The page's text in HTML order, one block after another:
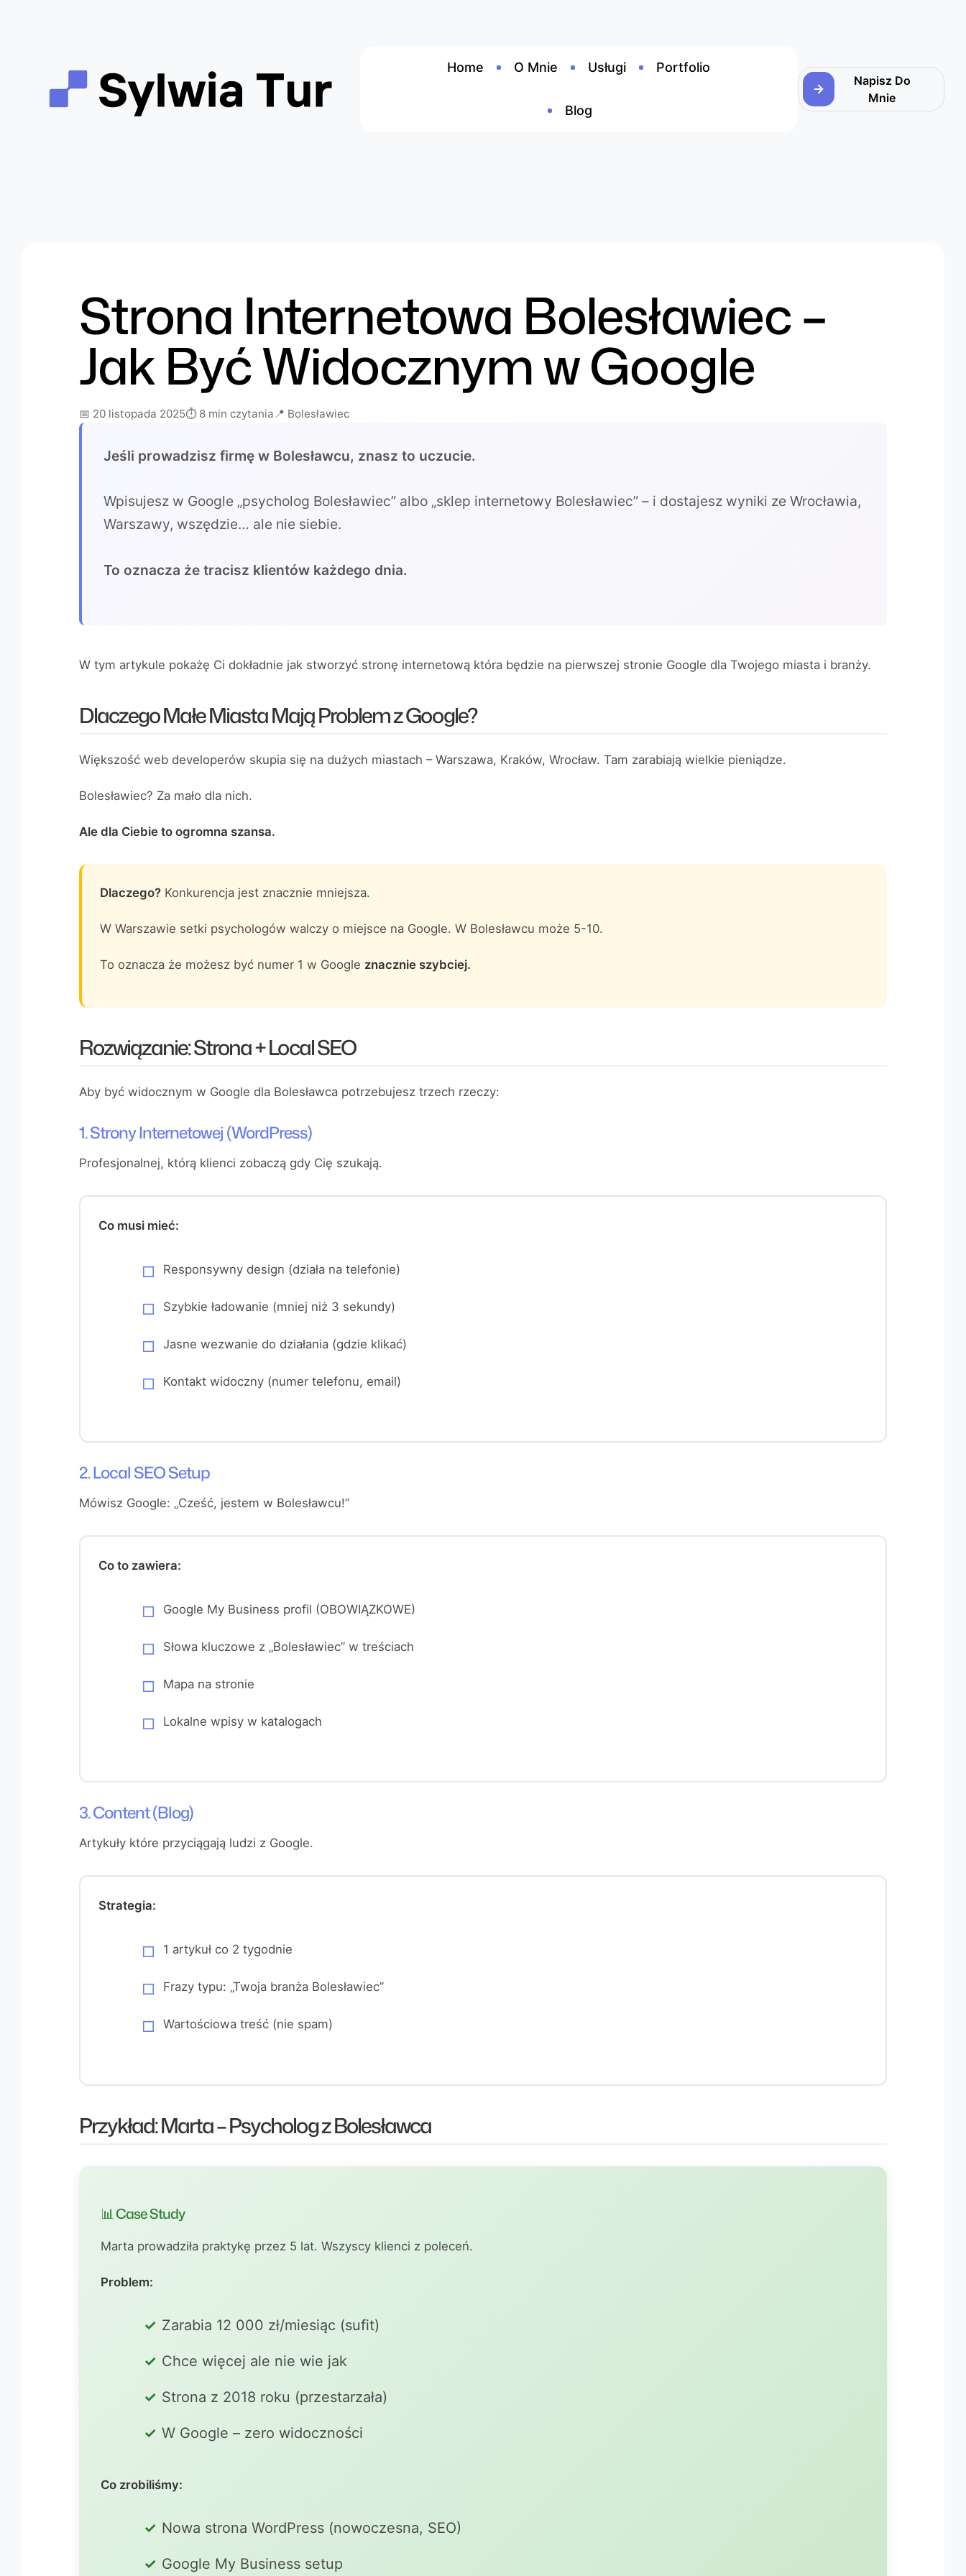
Home O Mnie Usługi Portfolio
Blog
Napisz Do
Mnie
Strona Internetowa Bolesławiec –
Jak Być Widocznym w Google
📅 20 listopada 2025⏱️ 8 min czytania 📍 Bolesławiec
Jeśli prowadzisz firmę w Bolesławcu, znasz to uczucie.
Wpisujesz w Google „psycholog Bolesławiec” albo „sklep internetowy Bolesławiec” – i dostajesz wyniki ze Wrocławia,
Warszawy, wszędzie… ale nie siebie.
To oznacza że tracisz klientów każdego dnia.
W tym artykule pokażę Ci dokładnie jak stworzyć stronę internetową która będzie na pierwszej stronie Google dla Twojego miasta i branży.
Dlaczego Małe Miasta Mają Problem z Google?
Większość web developerów skupia się na dużych miastach – Warszawa, Kraków, Wrocław. Tam zarabiają wielkie pieniądze.
Bolesławiec? Za mało dla nich.
Ale dla Ciebie to ogromna szansa.
Dlaczego? Konkurencja jest znacznie mniejsza.
W Warszawie setki psychologów walczy o miejsce na Google. W Bolesławcu może 5-10.
To oznacza że możesz być numer 1 w Google znacznie szybciej.
Rozwiązanie: Strona + Local SEO
Aby być widocznym w Google dla Bolesławca potrzebujesz trzech rzeczy:
1. Strony Internetowej (WordPress)
Profesjonalnej, którą klienci zobaczą gdy Cię szukają.
Co musi mieć:
Responsywny design (działa na telefonie)
Szybkie ładowanie (mniej niż 3 sekundy)
Jasne wezwanie do działania (gdzie klikać)
Kontakt widoczny (numer telefonu, email)
2. Local SEO Setup
Mówisz Google: „Cześć, jestem w Bolesławcu!”
Co to zawiera:
Google My Business profil (OBOWIĄZKOWE)
Słowa kluczowe z „Bolesławiec” w treściach
Mapa na stronie
Lokalne wpisy w katalogach
3. Content (Blog)
Artykuły które przyciągają ludzi z Google.
Strategia:
1 artykuł co 2 tygodnie
Frazy typu: „Twoja branża Bolesławiec”
Wartościowa treść (nie spam)
Przykład: Marta – Psycholog z Bolesławca
📊 Case Study
Marta prowadziła praktykę przez 5 lat. Wszyscy klienci z poleceń.
Problem:
Zarabia 12 000 zł/miesiąc (sufit)
Chce więcej ale nie wie jak
Strona z 2018 roku (przestarzała)
W Google – zero widoczności
Co zrobiliśmy:
Nowa strona WordPress (nowoczesna, SEO)
Google My Business setup